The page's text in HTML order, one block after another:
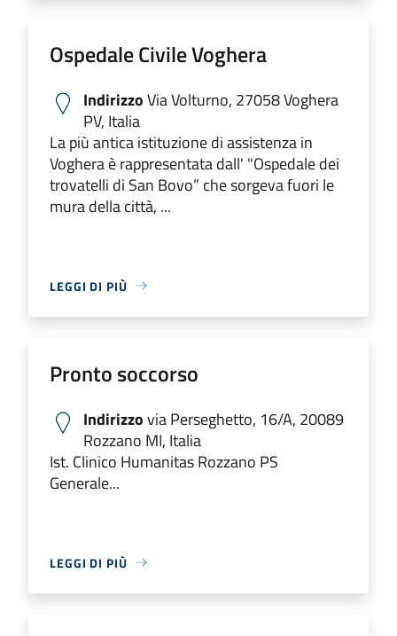
Ospedale Civile Voghera
IndirizzoVia Volturno, 27058 Voghera
PV, Italia
La più antica istituzione di assistenza in
Voghera è rappresentata dall' "Ospedale dei
trovatelli di San Bovo” che sorgeva fuori le
mura della città, ...
LEGGI DI PIÙ
Pronto soccorso
Indirizzovia Perseghetto, 16/A, 20089
Rozzano MI, Italia
Ist. Clinico Humanitas Rozzano PS
Generale...
LEGGI DI PIÙ